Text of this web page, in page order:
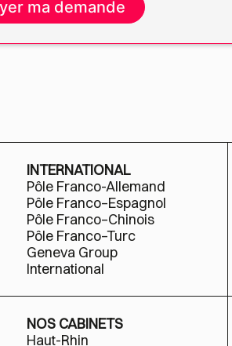
INTERNATIONAL
Pôle Franco-Allemand
Pôle Franco–Espagnol
Pôle Franco–Chinois
Pôle Franco–Turc
Geneva Group
International
NOS CABINETS
Haut-Rhin